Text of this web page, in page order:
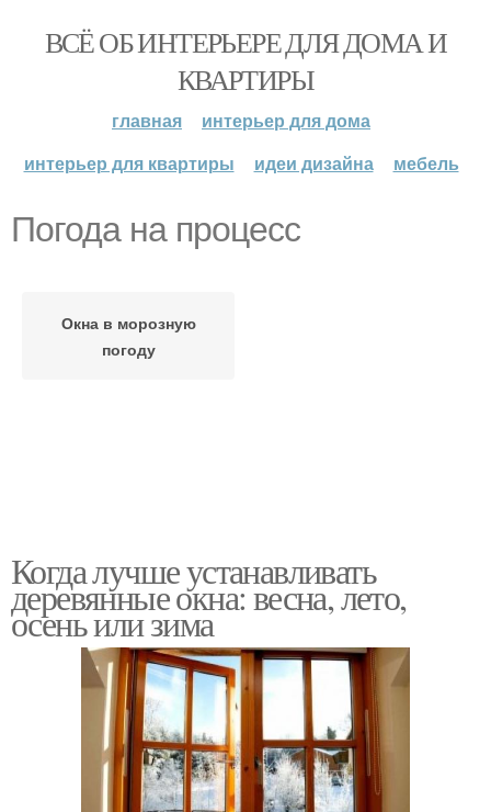
ВСЁ ОБ ИНТЕРЬЕРЕ ДЛЯ ДОМА И
КВАРТИРЫ
главная
интерьер для дома
интерьер для квартиры
идеи дизайна мебель
Погода на процесс
Окна в морозную
погоду
Когда лучше устанавливать
деревянные окна: весна, лето,
осень или зима